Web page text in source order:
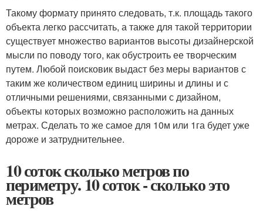
Такому формату принято следовать, т.к. площадь такого
объекта легко рассчитать, а также для такой территории
существует множество вариантов высоты дизайнерской
мысли по поводу того, как обустроить ее творческим
путем. Любой поисковик выдаст без меры вариантов с
таким же количеством единиц ширины и длины и с
отличными решениями, связанными с дизайном,
объекты которых возможно расположить на данных
метрах. Сделать то же самое для 10м или 1га будет уже
дороже и затруднительнее.
10 соток сколько метров по
периметру. 10 соток - сколько это
метров